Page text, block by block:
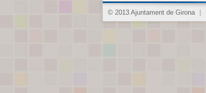
© 2013 Ajuntament de Girona